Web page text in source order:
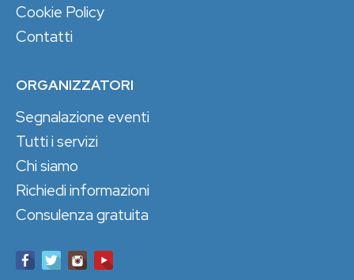
Cookie Policy
Contatti
ORGANIZZATORI
Segnalazione eventi
Tutti i servizi
Chi siamo
Richiedi informazioni
Consulenza gratuita